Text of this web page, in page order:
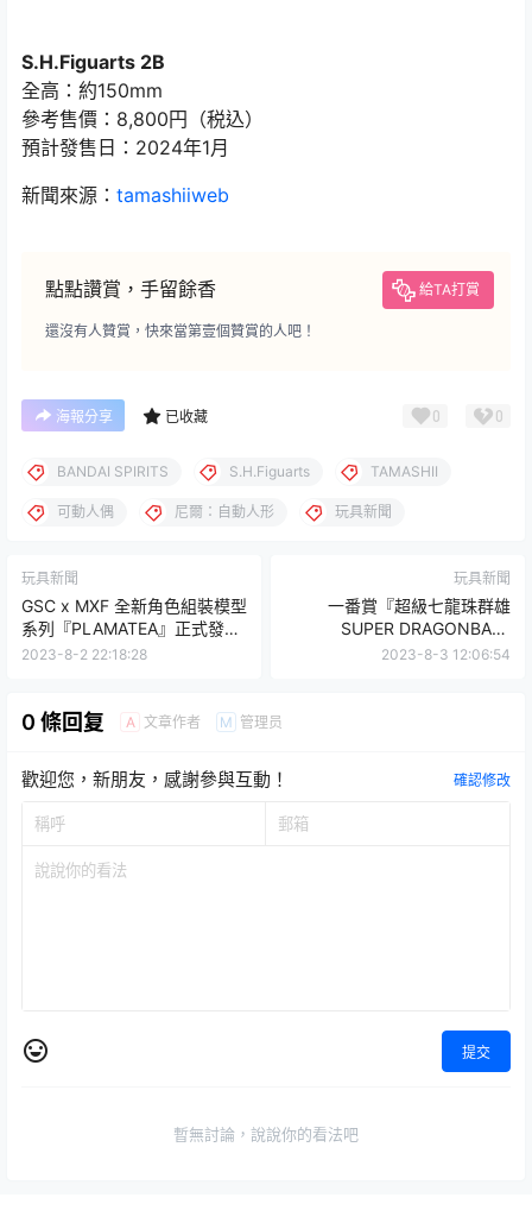
S.H.Figuarts 2B
全高：約150mm
參考售價：8,800円（税込）
預計發售日：2024年1月
新聞來源： tamashiiweb
點點讚賞，手留餘香 給TA打賞
還沒有人贊賞，快來當第壹個贊賞的人吧！
海報分享 已收藏 0 0
BANDAI SPIRITS S.H.Figuarts TAMASHII
可動人偶 尼爾：自動人形 玩具新聞
玩具新聞
GSC x MXF 全新角色組裝模型
系列『PLAMATEA』正式發表
高度精密細節令人期待！
2023-8-2 22:18:28
玩具新聞
一番賞『超級七龍珠群雄
SUPER DRAGONBALL
HEROES 5th MISSION』12月
2023-8-3 12:06:54
0 條回复 A 文章作者 M 管理员
歡迎您，新朋友，感謝參與互動！ 確認修改
提交
暫無討論，說說你的看法吧